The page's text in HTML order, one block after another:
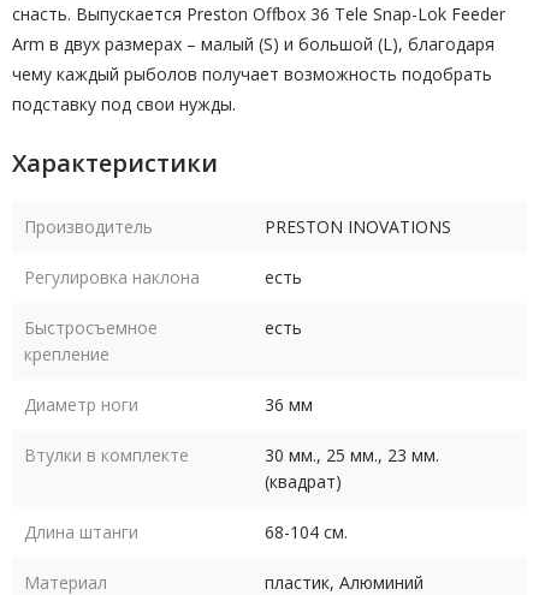
снасть. Выпускается Preston Offbox 36 Tele Snap-Lok Feeder
Arm в двух размерах – малый (S) и большой (L), благодаря
чему каждый рыболов получает возможность подобрать
подставку под свои нужды.
Характеристики
Производитель PRESTON INOVATIONS
Регулировка наклона есть
Быстросъемное
крепление
есть
Диаметр ноги 36 мм
Втулки в комплекте
30 мм., 25 мм., 23 мм.
(квадрат)
Длина штанги 68-104 см.
Материал пластик, Алюминий